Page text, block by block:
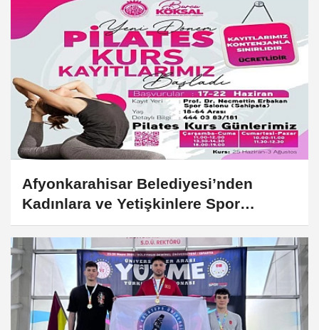
Afyonkarahisar Belediyesi’nden
Kadınlara ve Yetişkinlere Spor
Desteği